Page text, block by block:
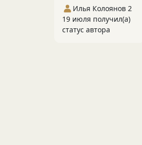
Илья Колоянов 2
19 июля получил(а)
статус автора